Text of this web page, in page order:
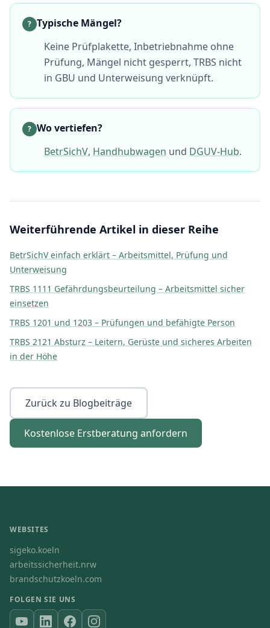
? Typische Mängel?
Keine Prüfplakette, Inbetriebnahme ohne
Prüfung, Mängel nicht gesperrt, TRBS nicht
in GBU und Unterweisung verknüpft.
? Wo vertiefen?
BetrSichV, Handhubwagen und DGUV-Hub.
Weiterführende Artikel in dieser Reihe
BetrSichV einfach erklärt – Arbeitsmittel, Prüfung und
Unterweisung
TRBS 1111 Gefährdungsbeurteilung – Arbeitsmittel sicher
einsetzen
TRBS 1201 und 1203 – Prüfungen und befähigte Person
TRBS 2121 Absturz – Leitern, Gerüste und sicheres Arbeiten
in der Höhe
Zurück zu Blogbeiträge
Kostenlose Erstberatung anfordern
WEBSITES
sigeko.koeln
arbeitssicherheit.nrw
brandschutzkoeln.com
FOLGEN SIE UNS